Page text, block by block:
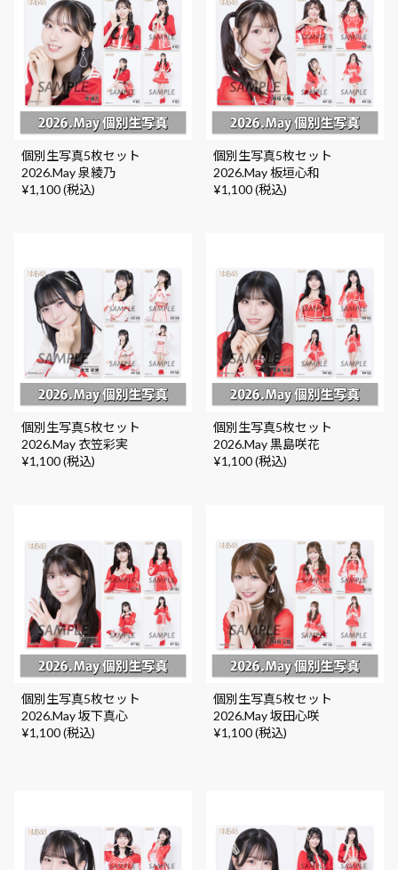
個別生写真5枚セット
2026.May 泉綾乃
¥1,100 (税込)
個別生写真5枚セット
2026.May 板垣心和
¥1,100 (税込)
個別生写真5枚セット
2026.May 衣笠彩実
¥1,100 (税込)
個別生写真5枚セット
2026.May 黒島咲花
¥1,100 (税込)
個別生写真5枚セット
2026.May 坂下真心
¥1,100 (税込)
個別生写真5枚セット
2026.May 坂田心咲
¥1,100 (税込)